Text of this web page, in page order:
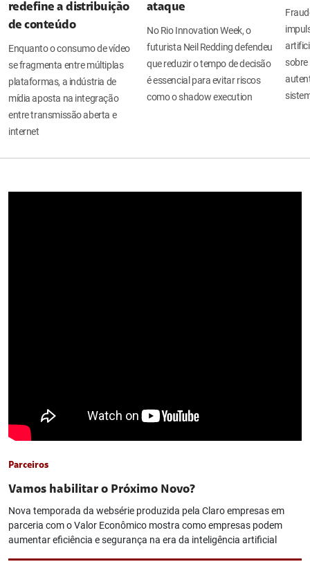
redefine a distribuição
de conteúdo
Enquanto o consumo de vídeo
se fragmenta entre múltiplas
plataformas, a indústria de
mídia aposta na integração
entre transmissão aberta e
internet
ataque
No Rio Innovation Week, o
futurista Neil Redding defendeu
que reduzir o tempo de decisão
é essencial para evitar riscos
como o shadow execution
Parceiros
Vamos habilitar o Próximo Novo?
Nova temporada da websérie produzida pela Claro empresas em
parceria com o Valor Econômico mostra como empresas podem
aumentar eficiência e segurança na era da inteligência artificial